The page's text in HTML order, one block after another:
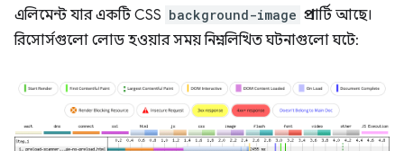
এলিমেন্ট যার একটি CSS background-image প্রপার্টি আছে।
রিসোর্সগুলো লোড হওয়ার সময় নিম্নলিখিত ঘটনাগুলো ঘটে: